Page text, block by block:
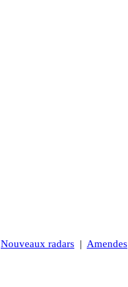
Nouveaux radars | Amendes